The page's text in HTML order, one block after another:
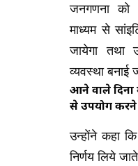
जनगणना
माध्यम से
जायेगा तथा
व्यवस्था बनाई
आने वाले दिनों
से उपयोग करने
उन्होंने कहा
निर्णय लिये